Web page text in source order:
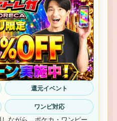
還元イベント
ワンピ対応